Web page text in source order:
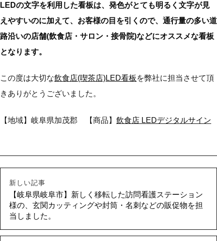
LEDの文字を利用した看板は、発色がとても明るく文字が見
えやすいのに加えて、お客様の目を引くので、通行量の多い道
路沿いの店舗(飲食店・サロン・接骨院)などにオススメな看板
となります。
この度は大切な飲食店(喫茶店)LED看板 を弊社に担当させて頂
きありがとうございました。
【地域】岐阜県加茂郡 【商品】 飲食店 LEDデジタルサイン
新しい記事
【岐阜県岐阜市】新しく移転した訪問看護ステーション
様の、玄関カッティングや封筒・名刺などの販促物を担
当しました。